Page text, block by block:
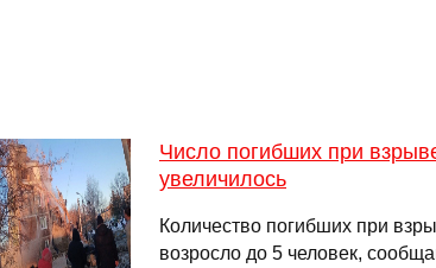
Число погибших при
увеличилось
Количество погибших при
возросло до 5 человек,